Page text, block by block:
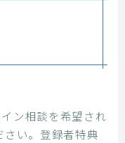
ン相談を希望され
さい。登録者特典